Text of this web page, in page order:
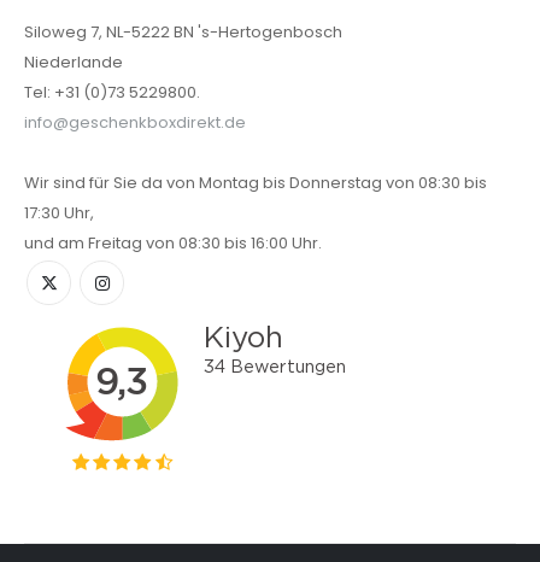
Siloweg 7, NL-5222 BN 's-Hertogenbosch
Niederlande
Tel: +31 (0)73 5229800.
info@geschenkboxdirekt.de
Wir sind für Sie da von Montag bis Donnerstag von 08:30 bis
17:30 Uhr,
und am Freitag von 08:30 bis 16:00 Uhr.